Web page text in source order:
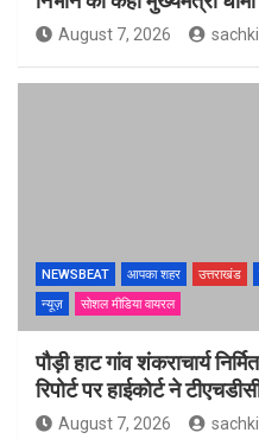
August 7, 2026
NEWSBEAT आपका शहर उत्तराखंड
न्यूज़
सोशल मीडिया वायरल
पौड़ी हाट गांव शंकराचार्य
रिपोर्ट पर हाईकोर्ट ने
August 7, 2026